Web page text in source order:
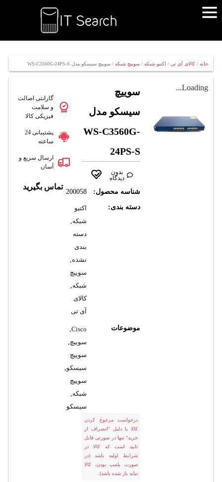
خانه/ کالای آی تی/ اکتیو شبکه/ سوییچ شبکه/ سوييچ سيسکو مدل WS-C3560G-24PS-S
Loading...
سوييچ
سيسکو مدل
WS-C3560G-
24PS-S
بدون
دیدگاه
شناسه محصول: 200058
دسته بندی:
اکتیو
شبکه,
دسته
بندی
نشده,
سوییچ
شبکه,
کالای
آی تی
موضوعات Cisco
,
سوییچ,
سوییچ
سیسکو,
سوییچ
شبکه,
سیسکو
درخواست مرجوع کردن
کالا با دلیل "انصراف از
خرید" تنها در صورتی قابل
تایید است که کالا در
شرایط اولیه باشد (در
صورت پلمپ بودن، کالا
نباید باز شده باشد).
گارانتی اصالت
و سلامت
فیزیکی کالا
پشتیبانی 24
ساعته
ارسال سریع و
آسان
تماس بگیرید